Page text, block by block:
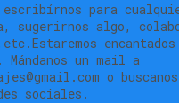
escribírnos para
sugerirnos algo,
encantados
un mail a
o
sociales.